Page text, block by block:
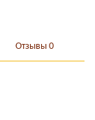
Отзывы 0